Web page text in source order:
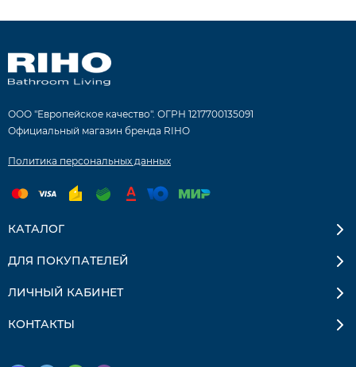
ООО "Европейское качество". ОГРН 1217700135091
Официальный магазин бренда RIHO
Политика персональных данных
КАТАЛОГ
ДЛЯ ПОКУПАТЕЛЕЙ
ЛИЧНЫЙ КАБИНЕТ
КОНТАКТЫ